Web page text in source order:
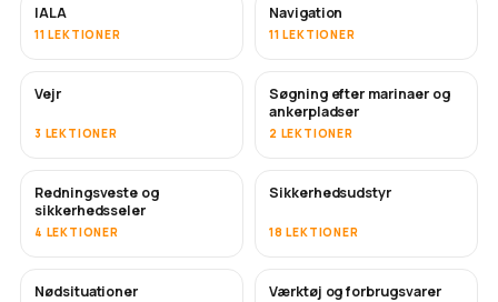
IALA
11 LEKTIONER
Navigation
11 LEKTIONER
Vejr
3 LEKTIONER
Søgning efter marinaer og
ankerpladser
2 LEKTIONER
Redningsveste og
sikkerhedsseler
4 LEKTIONER
Sikkerhedsudstyr
18 LEKTIONER
Nødsituationer Værktøj og forbrugsvarer